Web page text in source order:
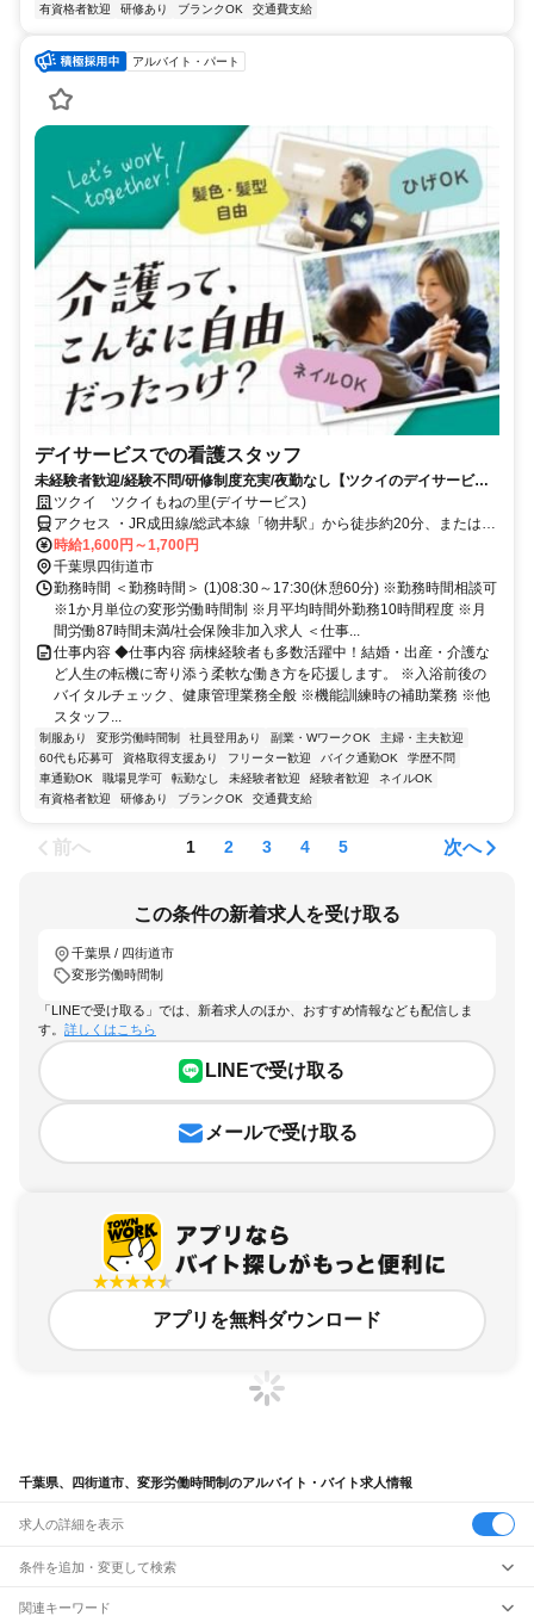
有資格者歓迎
研修あり ブランクOK 交通費支給
アルバイト・パート
デイサービスでの看護スタッフ
未経験者歓迎/経験不問/研修制度充実/夜勤なし【ツクイのデイサービス/
看護スタッフ求人】
ツクイ ツクイもねの里(デイサービス)
アクセス ・JR成田線/総武本線「物井駅」から徒歩約20分、または京
成バス千葉イースト乗車「もねの里」下車徒歩約2分
時給1,600円～1,700円
千葉県四街道市
勤務時間 ＜勤務時間＞ (1)08:30～17:30(休憩60分) ※勤務時間相談可
※1か月単位の変形労働時間制 ※月平均時間外勤務10時間程度 ※月
間労働87時間未満/社会保険非加入求人 ＜仕事...
仕事内容 ◆仕事内容 病棟経験者も多数活躍中！結婚・出産・介護な
ど人生の転機に寄り添う柔軟な働き方を応援します。 ※入浴前後の
バイタルチェック、健康管理業務全般 ※機能訓練時の補助業務 ※他
スタッフ...
制服あり 変形労働時間制 社員登用あり 副業・WワークOK
主婦・主夫歓迎
60代も応募可
資格取得支援あり フリーター歓迎 バイク通勤OK
学歴不問
車通勤OK
職場見学可 転勤なし 未経験者歓迎 経験者歓迎
ネイルOK
有資格者歓迎
研修あり ブランクOK 交通費支給
前へ 1 2 3 4 5 次へ
この条件の新着求人を受け取る
千葉県 / 四街道市
変形労働時間制
「LINEで受け取る」では、新着求人のほか、おすすめ情報なども配信しま
す。 詳しくはこちら
LINEで受け取る
メールで受け取る
アプリを無料ダウンロード
千葉県、四街道市、変形労働時間制のアルバイト・バイト求人情報
求人の詳細を表示
条件を追加・変更して検索
市区町村を追加・変更
関連キーワード